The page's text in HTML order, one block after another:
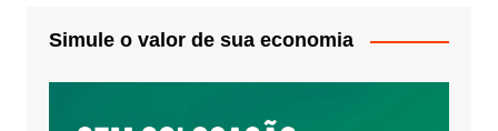
Simule o valor de sua economia